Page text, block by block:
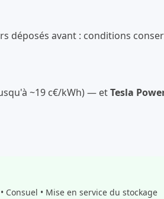
déposés avant : conditions
~19 c€/kWh) — etTesla
Consuel • Mise en service du stockage